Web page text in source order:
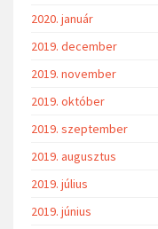
2020. január
2019. december
2019. november
2019. október
2019. szeptember
2019. augusztus
2019. július
2019. június